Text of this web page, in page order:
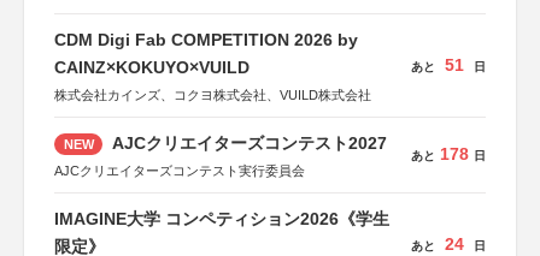
CDM Digi Fab COMPETITION 2026 by
CAINZ×KOKUYO×VUILD
株式会社カインズ、コクヨ株式会社、VUILD株式会社
あと 51 日
NEW AJCクリエイターズコンテスト2027
AJCクリエイターズコンテスト実行委員会
あと 178 日
IMAGINE大学 コンペティション2026《学生
限定》
あと 24 日